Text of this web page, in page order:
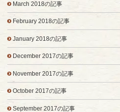
March 2018の記事
February 2018の記事
January 2018の記事
December 2017の記事
November 2017の記事
October 2017の記事
September 2017の記事